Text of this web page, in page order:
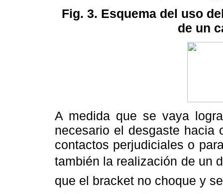
Fig. 3. Esquema del uso
de un
A medida que se vaya
necesario el desgaste hacia
contactos perjudiciales o
también la realización de un
que el bracket no choque y